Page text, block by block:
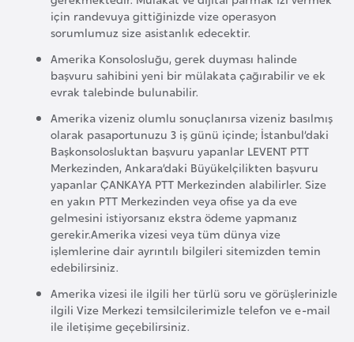
için randevuya gittiğinizde vize operasyon
sorumlumuz size asistanlık edecektir.
Amerika Konsolosluğu, gerek duyması halinde
başvuru sahibini yeni bir mülakata çağırabilir ve ek
evrak talebinde bulunabilir.
Amerika vizeniz olumlu sonuçlanırsa vizeniz basılmış
olarak pasaportunuzu 3 iş günü içinde; İstanbul’daki
Başkonsolosluktan başvuru yapanlar LEVENT PTT
Merkezinden, Ankara’daki Büyükelçilikten başvuru
yapanlar ÇANKAYA PTT Merkezinden alabilirler. Size
en yakın PTT Merkezinden veya ofise ya da eve
gelmesini istiyorsanız ekstra ödeme yapmanız
gerekir.Amerika vizesi veya tüm dünya vize
işlemlerine dair ayrıntılı bilgileri sitemizden temin
edebilirsiniz.
Amerika vizesi ile ilgili her türlü soru ve görüşlerinizle
ilgili Vize Merkezi temsilcilerimizle telefon ve e-mail
ile iletişime geçebilirsiniz.